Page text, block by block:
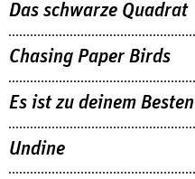
Das schwarze Quadrat
Chasing Paper Birds
Es ist zu deinem Besten
Undine